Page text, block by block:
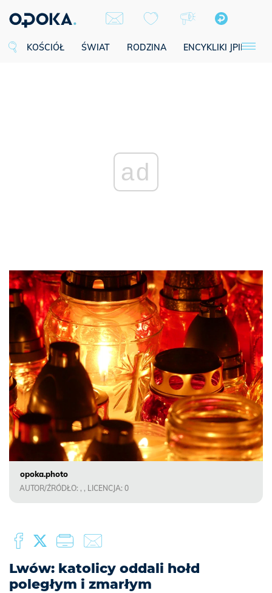
KOŚCIÓŁ ŚWIAT RODZINA ENCYKLIKI JPII
ad
opoka.photo
AUTOR/ŹRÓDŁO: , , LICENCJA: 0
Lwów: katolicy oddali hołd
poległym i zmarłym